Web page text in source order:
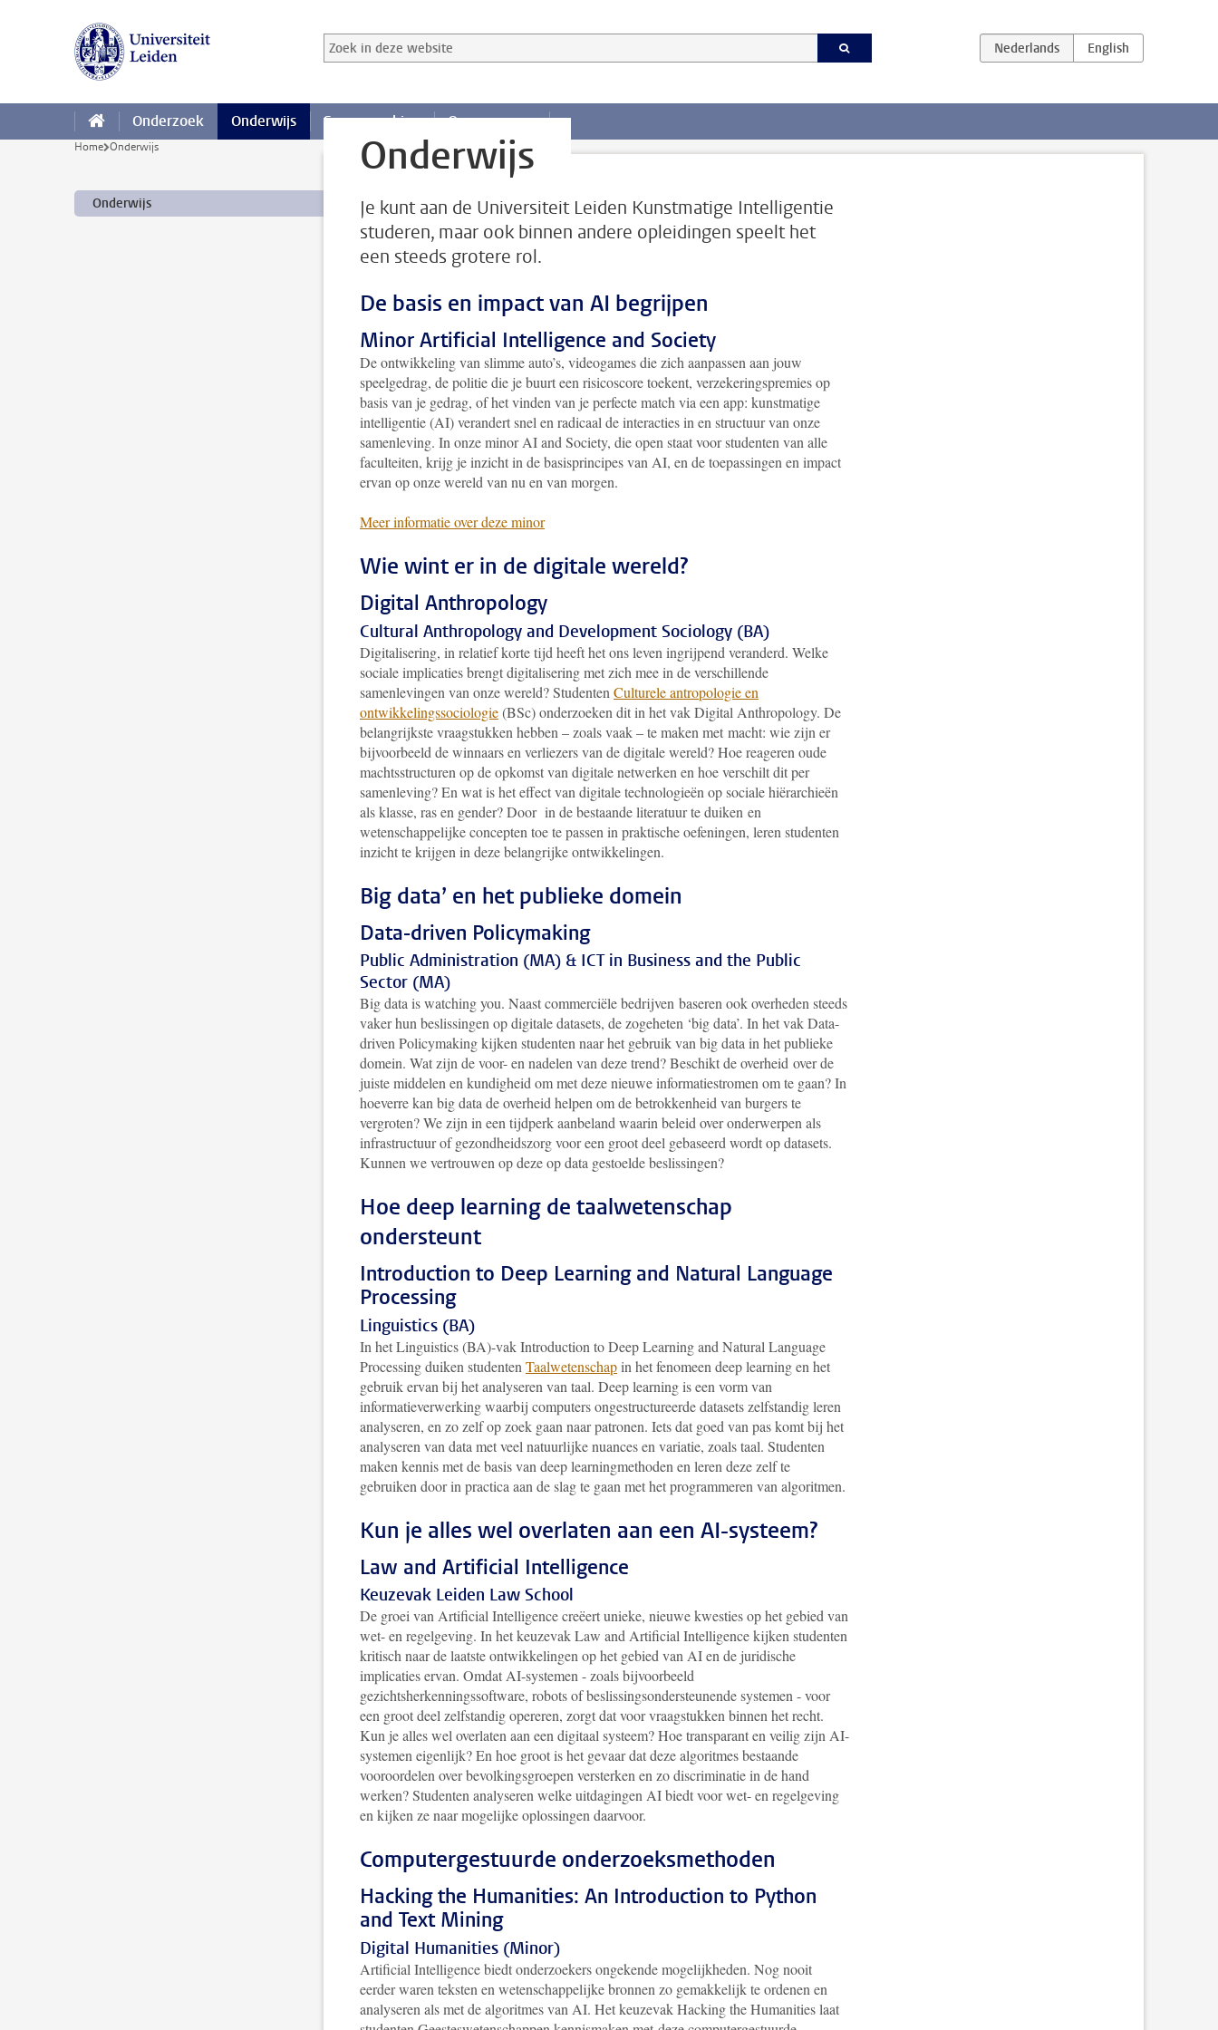
Zoek in deze website
Zoekterm
Onderzoek Onderwijs Samenwerking Onze mensen
Home Onderwijs
Onderwijs
Onderwijs
Je kunt aan de Universiteit Leiden Kunstmatige Intelligentie
studeren, maar ook binnen andere opleidingen speelt het
een steeds grotere rol.
De basis en impact van AI begrijpen
Minor Artificial Intelligence and Society
De ontwikkeling van slimme auto’s, videogames die zich aanpassen aan jouw
speelgedrag, de politie die je buurt een risicoscore toekent, verzekeringspremies op
basis van je gedrag, of het vinden van je perfecte match via een app: kunstmatige
intelligentie (AI) verandert snel en radicaal de interacties in en structuur van onze
samenleving. In onze minor AI and Society, die open staat voor studenten van alle
faculteiten, krijg je inzicht in de basisprincipes van AI, en de toepassingen en impact
ervan op onze wereld van nu en van morgen.
Meer informatie over deze minor
Wie wint er in de digitale wereld?
Digital Anthropology
Cultural Anthropology and Development Sociology (BA)
Digitalisering, in relatief korte tijd heeft het ons leven ingrijpend veranderd. Welke
sociale implicaties brengt digitalisering met zich mee in de verschillende
samenlevingen van onze wereld? Studenten Culturele antropologie en
ontwikkelingssociologie(BSc) onderzoeken dit in het vak Digital Anthropology. De
belangrijkste vraagstukken hebben – zoals vaak – te maken met macht: wie zijn er
bijvoorbeeld de winnaars en verliezers van de digitale wereld? Hoe reageren oude
machtsstructuren op de opkomst van digitale netwerken en hoe verschilt dit per
samenleving? En wat is het effect van digitale technologieën op sociale hiërarchieën
als klasse, ras en gender? Door in de bestaande literatuur te duiken en
wetenschappelijke concepten toe te passen in praktische oefeningen, leren studenten
inzicht te krijgen in deze belangrijke ontwikkelingen.
Big data’ en het publieke domein
Data-driven Policymaking
Public Administration (MA) & ICT in Business and the Public
Sector (MA)
Big data is watching you. Naast commerciële bedrijven baseren ook overheden steeds
vaker hun beslissingen op digitale datasets, de zogeheten ‘big data’. In het vak Data-
driven Policymaking kijken studenten naar het gebruik van big data in het publieke
domein. Wat zijn de voor- en nadelen van deze trend? Beschikt de overheid over de
juiste middelen en kundigheid om met deze nieuwe informatiestromen om te gaan? In
hoeverre kan big data de overheid helpen om de betrokkenheid van burgers te
vergroten? We zijn in een tijdperk aanbeland waarin beleid over onderwerpen als
infrastructuur of gezondheidszorg voor een groot deel gebaseerd wordt op datasets.
Kunnen we vertrouwen op deze op data gestoelde beslissingen?
Hoe deep learning de taalwetenschap
ondersteunt
Introduction to Deep Learning and Natural Language
Processing
Linguistics (BA)
In het Linguistics (BA)-vak Introduction to Deep Learning and Natural Language
Processing duiken studenten Taalwetenschapin het fenomeen deep learning en het
gebruik ervan bij het analyseren van taal. Deep learning is een vorm van
informatieverwerking waarbij computers ongestructureerde datasets zelfstandig leren
analyseren, en zo zelf op zoek gaan naar patronen. Iets dat goed van pas komt bij het
analyseren van data met veel natuurlijke nuances en variatie, zoals taal. Studenten
maken kennis met de basis van deep learningmethoden en leren deze zelf te
gebruiken door in practica aan de slag te gaan met het programmeren van algoritmen.
Kun je alles wel overlaten aan een AI-systeem?
Law and Artificial Intelligence
Keuzevak Leiden Law School
De groei van Artificial Intelligence creëert unieke, nieuwe kwesties op het gebied van
wet- en regelgeving. In het keuzevak Law and Artificial Intelligence kijken studenten
kritisch naar de laatste ontwikkelingen op het gebied van AI en de juridische
implicaties ervan. Omdat AI-systemen - zoals bijvoorbeeld
gezichtsherkenningssoftware, robots of beslissingsondersteunende systemen - voor
een groot deel zelfstandig opereren, zorgt dat voor vraagstukken binnen het recht.
Kun je alles wel overlaten aan een digitaal systeem? Hoe transparant en veilig zijn AI-
systemen eigenlijk? En hoe groot is het gevaar dat deze algoritmes bestaande
vooroordelen over bevolkingsgroepen versterken en zo discriminatie in de hand
werken? Studenten analyseren welke uitdagingen AI biedt voor wet- en regelgeving
en kijken ze naar mogelijke oplossingen daarvoor.
Computergestuurde onderzoeksmethoden
Hacking the Humanities: An Introduction to Python
and Text Mining
Digital Humanities (Minor)
Artificial Intelligence biedt onderzoekers ongekende mogelijkheden. Nog nooit
eerder waren teksten en wetenschappelijke bronnen zo gemakkelijk te ordenen en
analyseren als met de algoritmes van AI. Het keuzevak Hacking the Humanities laat